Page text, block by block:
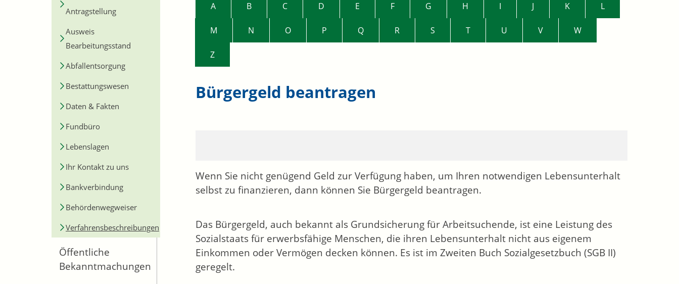
Antragstellung
Ausweis
Bearbeitungsstand
Abfallentsorgung
Bestattungswesen
Daten & Fakten
Fundbüro
Lebenslagen
Ihr Kontakt zu uns
Bankverbindung
Behördenwegweiser
Verfahrensbeschreibungen
Öffentliche
Bekanntmachungen
A B C D E F G H I J K L
M N O P Q R S T U V W
Z
Bürgergeld beantragen
Wenn Sie nicht genügend Geld zur Verfügung haben, um Ihren notwendigen Lebensunterhalt
selbst zu finanzieren, dann können Sie Bürgergeld beantragen.
Das Bürgergeld, auch bekannt als Grundsicherung für Arbeitsuchende, ist eine Leistung des
Sozialstaats für erwerbsfähige Menschen, die ihren Lebensunterhalt nicht aus eigenem
Einkommen oder Vermögen decken können. Es ist im Zweiten Buch Sozialgesetzbuch (SGB II)
geregelt.